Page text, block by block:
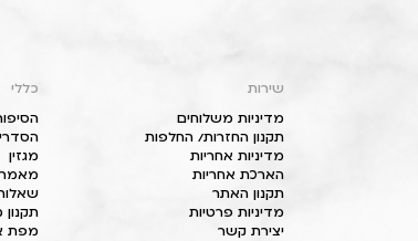
שירות
מדיניות משלוחים
תקנון החזרות/ החלפות
מדיניות אחריות
הארכת אחריות
תקנון האתר
מדיניות פרטיות
יצירת קשר
כללי
מגזין
מפת